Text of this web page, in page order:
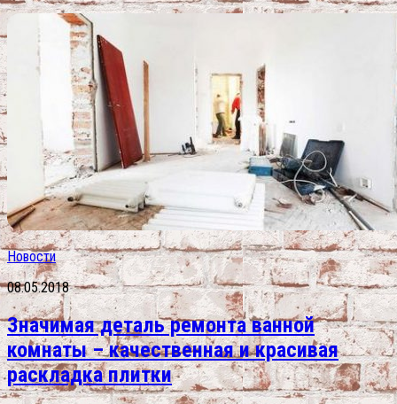
Новости
08.05.2018
Значимая деталь ремонта ванной
комнаты – качественная и красивая
раскладка плитки